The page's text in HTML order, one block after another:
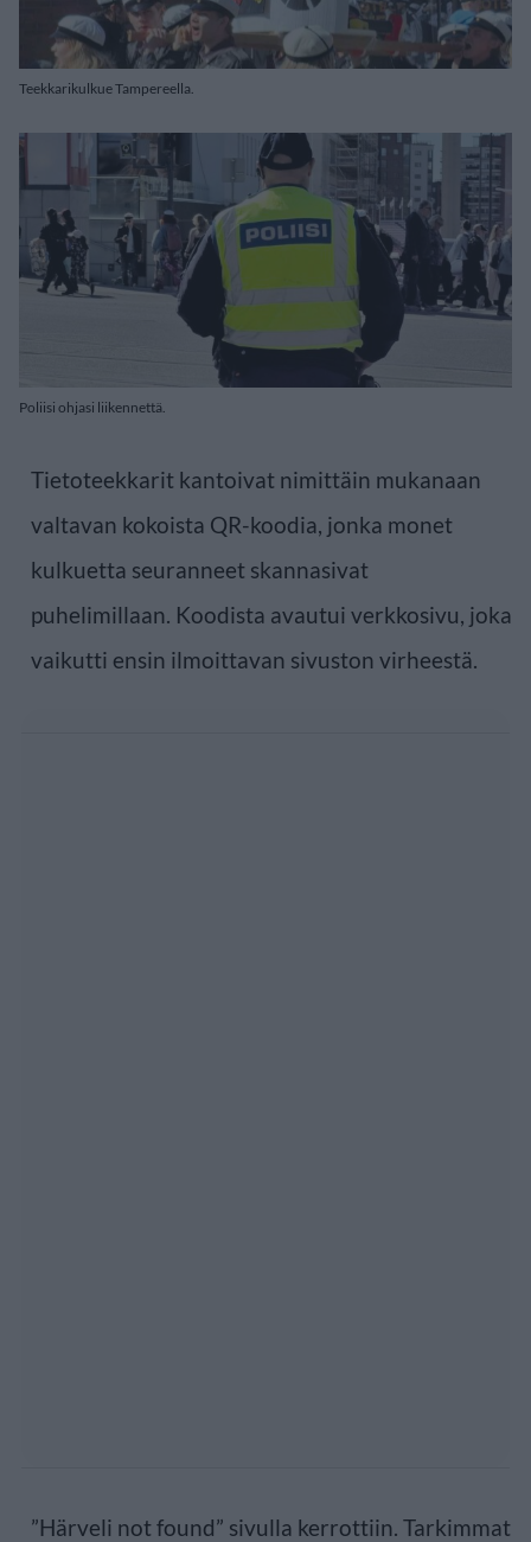
Teekkarikulkue Tampereella.
Poliisi ohjasi liikennettä.
Tietoteekkarit kantoivat nimittäin mukanaan
valtavan kokoista QR-koodia, jonka monet
kulkuetta seuranneet skannasivat
puhelimillaan. Koodista avautui verkkosivu, joka
vaikutti ensin ilmoittavan sivuston virheestä.
”Härveli not found” sivulla kerrottiin. Tarkimmat